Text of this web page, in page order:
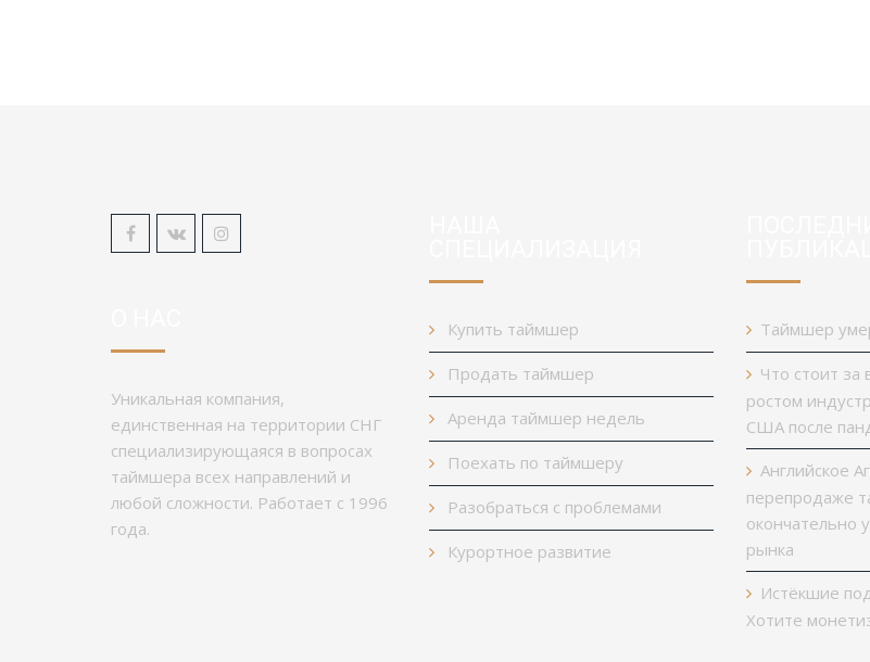
Уникальная компания,
единственная на территории СНГ
специализирующаяся в вопросах
таймшера всех направлений и
любой сложности. Работает с 1996
года.
Купить таймшер
Продать таймшер
Аренда таймшер недель
Поехать по таймшеру
Разобраться с проблемами
Курортное развитие
Таймшер
Что стоит за
ростом
США после
Английское
перепродаже
окончательно
рынка
Истёкшие
Хотите